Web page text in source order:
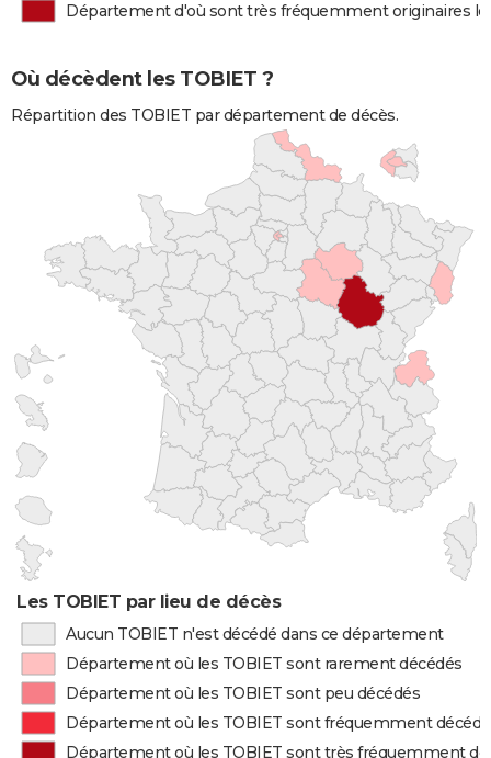
Département d'où sont très fréquemment originaires
Où décèdent les TOBIET ?
Répartition des TOBIET par département de décès.
Les TOBIET par lieu de décès
Aucun TOBIET n'est décédé dans ce département
Département où les TOBIET sont rarement décédés
Département où les TOBIET sont peu décédés
Département où les TOBIET sont fréquemment
Département où les TOBIET sont très fréquemment